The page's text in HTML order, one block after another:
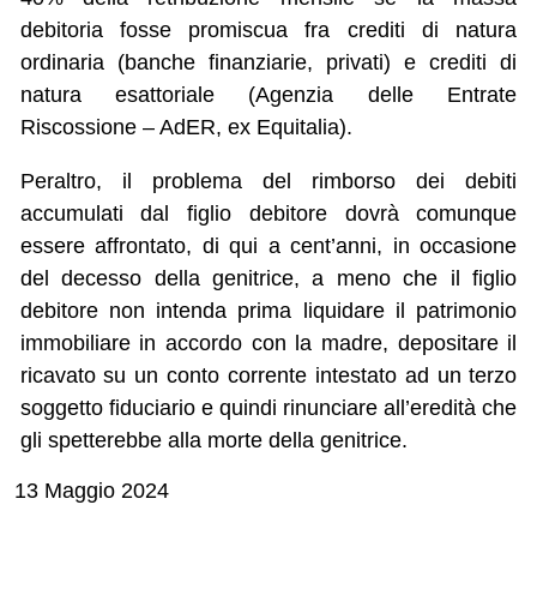
debitoria fosse promiscua fra crediti di natura
ordinaria (banche finanziarie, privati) e crediti di
natura esattoriale (Agenzia delle Entrate
Riscossione – AdER, ex Equitalia).
Peraltro, il problema del rimborso dei debiti
accumulati dal figlio debitore dovrà comunque
essere affrontato, di qui a cent’anni, in occasione
del decesso della genitrice, a meno che il figlio
debitore non intenda prima liquidare il patrimonio
immobiliare in accordo con la madre, depositare il
ricavato su un conto corrente intestato ad un terzo
soggetto fiduciario e quindi rinunciare all’eredità che
gli spetterebbe alla morte della genitrice.
13 Maggio 2024